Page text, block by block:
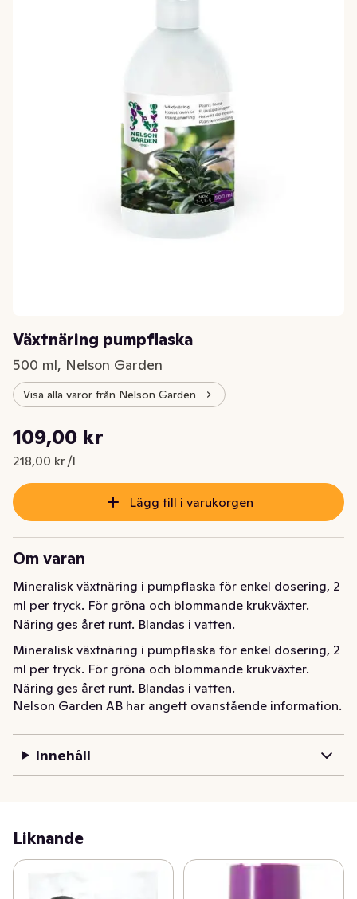
Växtnäring pumpflaska
500 ml, Nelson Garden
Visa alla varor från Nelson Garden
Nuvarande pris är: 109,00 kr
109,00 kr
218,00 kr /l
Styckpris: 218,00 kr /l
Lägg till i varukorgen
Om varan
Mineralisk växtnäring i pumpflaska för enkel dosering, 2
ml per tryck. För gröna och blommande krukväxter.
Näring ges året runt. Blandas i vatten.
Mineralisk växtnäring i pumpflaska för enkel dosering, 2
ml per tryck. För gröna och blommande krukväxter.
Näring ges året runt. Blandas i vatten.
Nelson Garden AB har angett ovanstående information.
Innehåll
Liknande